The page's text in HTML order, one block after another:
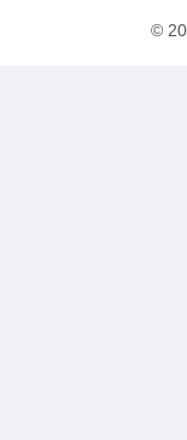
©